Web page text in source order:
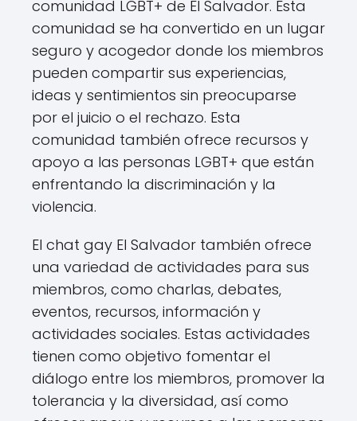
comunidad LGBT+ de El Salvador. Esta
comunidad se ha convertido en un lugar
seguro y acogedor donde los miembros
pueden compartir sus experiencias,
ideas y sentimientos sin preocuparse
por el juicio o el rechazo. Esta
comunidad también ofrece recursos y
apoyo a las personas LGBT+ que están
enfrentando la discriminación y la
violencia.
El chat gay El Salvador también ofrece
una variedad de actividades para sus
miembros, como charlas, debates,
eventos, recursos, información y
actividades sociales. Estas actividades
tienen como objetivo fomentar el
diálogo entre los miembros, promover la
tolerancia y la diversidad, así como